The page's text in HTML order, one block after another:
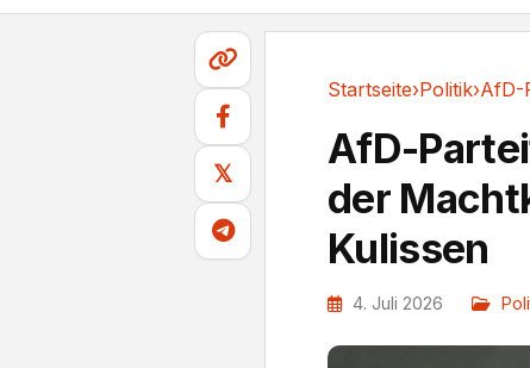
𝕏
Startseite›Politik›
AfD-
der
Kulissen
4. Juli 2026